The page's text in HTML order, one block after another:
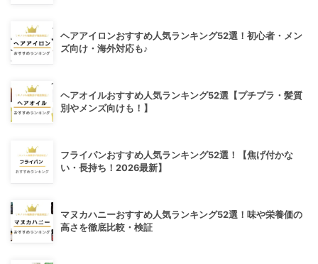
ヘアアイロンおすすめ人気ランキング52選！初心者・メン
ズ向け・海外対応も♪
ヘアオイルおすすめ人気ランキング52選【プチプラ・髪質
別やメンズ向けも！】
フライパンおすすめ人気ランキング52選！【焦げ付かな
い・長持ち！2026最新】
マヌカハニーおすすめ人気ランキング52選！味や栄養価の
高さを徹底比較・検証